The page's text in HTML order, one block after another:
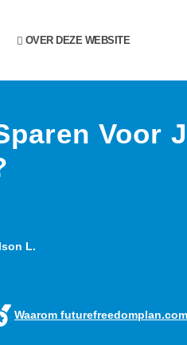
OVER DEZE WEBSITE
Voor
L.
Waarom